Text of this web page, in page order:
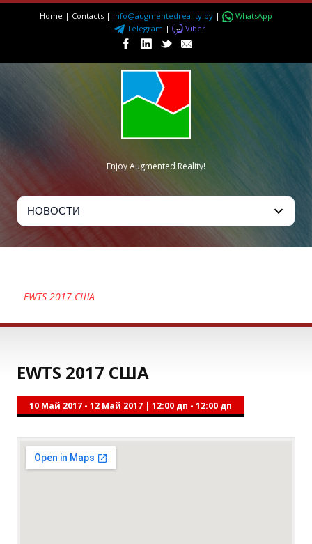
Home | Contacts | info@augmentedreality.by |
WhatsApp
|
Telegram | Viber
Enjoy Augmented Reality!
EWTS 2017 США
EWTS 2017 США
10 Май 2017 - 12 Май 2017 | 12:00 дп - 12:00 дп